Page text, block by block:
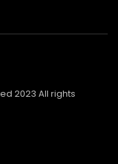
2023 All rights